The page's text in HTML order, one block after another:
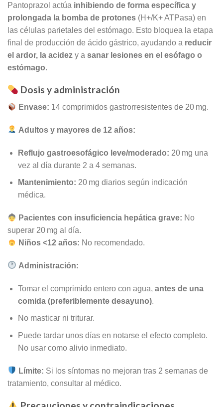
Pantoprazol actúa inhibiendo de forma específica y
prolongada la bomba de protones (H+/K+ ATPasa) en
las células parietales del estómago. Esto bloquea la etapa
final de producción de ácido gástrico, ayudando a reducir
el ardor, la acidez y a sanar lesiones en el esófago o
estómago.
Dosis y administración
Envase: 14 comprimidos gastrorresistentes de 20 mg.
Adultos y mayores de 12 años:
Reflujo gastroesofágico leve/moderado: 20 mg una
vez al día durante 2 a 4 semanas.
Mantenimiento: 20 mg diarios según indicación
médica.
Pacientes con insuficiencia hepática grave: No
superar 20 mg al día.
Niños <12 años: No recomendado.
Administración:
Tomar el comprimido entero con agua, antes de una
comida (preferiblemente desayuno).
No masticar ni triturar.
Puede tardar unos días en notarse el efecto completo.
No usar como alivio inmediato.
Límite: Si los síntomas no mejoran tras 2 semanas de
tratamiento, consultar al médico.